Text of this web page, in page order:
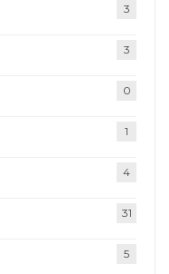
3
3
0
1
4
31
5